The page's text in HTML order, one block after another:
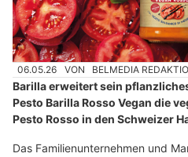
06.05.26 VON BELMEDIA
Barilla erweitert sein
Pesto Barilla Rosso Vegan die
Pesto Rosso in den Schweizer
Das Familienunternehmen und